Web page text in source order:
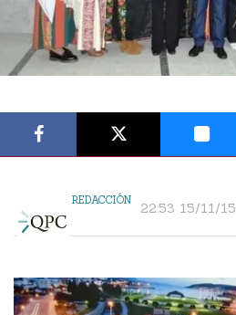
REDACCIÓN 22:53 15/11/15